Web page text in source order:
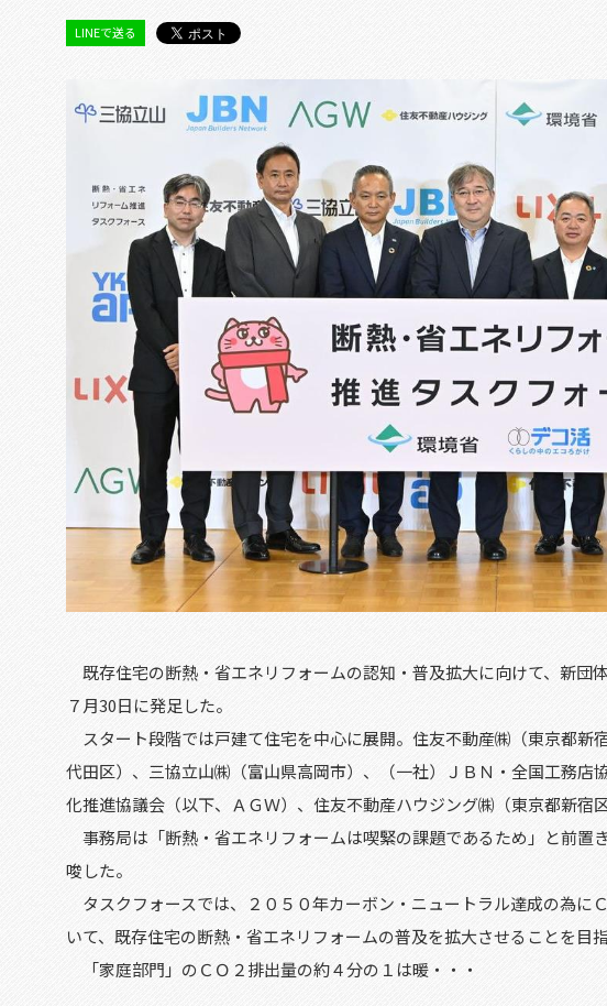
LINEで送る
既存住宅の断熱・省エネリフォームの認知・普及拡大に向けて、新団
７月30日に発足した。
スタート段階では戸建て住宅を中心に展開。住友不動産㈱（東京都
代田区）、三協立山㈱（富山県高岡市）、（一社）ＪＢＮ・全国工務店
化推進協議会（以下、ＡＧＷ）、住友不動産ハウジング㈱（東京都新宿
事務局は「断熱・省エネリフォームは喫緊の課題であるため」と前置
唆した。
タスクフォースでは、２０５０年カーボン・ニュートラル達成の為に
いて、既存住宅の断熱・省エネリフォームの普及を拡大させることを目指
「家庭部門」のＣＯ２排出量の約４分の１は暖・・・